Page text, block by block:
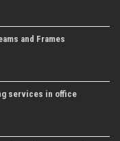
and Frames
services in office